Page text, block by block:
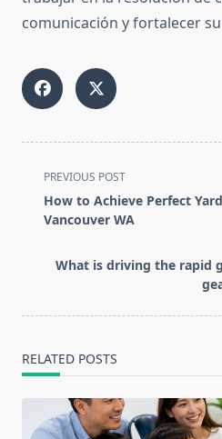
comunicación y fortalecer
<span
class="nav-
subtitle
reader-
PREVIOUS POST
How to Achieve Perfect
Vancouver WA
What is driving the rapid
RELATED POSTS